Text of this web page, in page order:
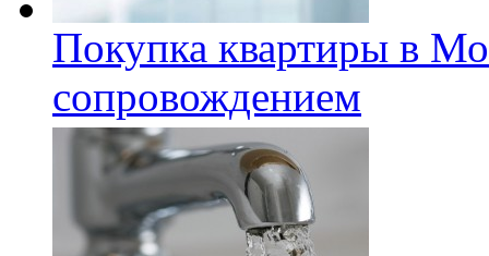
Покупка квартиры в
сопровождением